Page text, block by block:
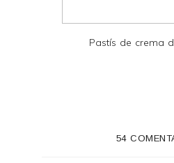
Pastís de crema
54